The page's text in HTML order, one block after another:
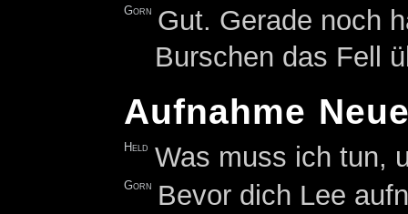
Gorn Gut. Gerade noch
Burschen das Fell
Aufnahme
Held Was muss ich tun,
Gorn
Bevor dich Lee